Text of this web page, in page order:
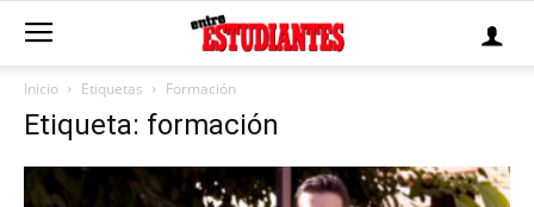
Inicio Etiquetas Formación
Etiqueta: formación